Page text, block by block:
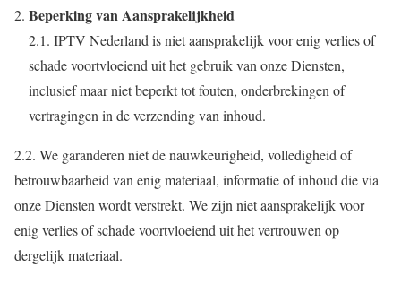
Beperking van Aansprakelijkheid
2.1. IPTV Nederland is niet aansprakelijk voor enig verlies of
schade voortvloeiend uit het gebruik van onze Diensten,
inclusief maar niet beperkt tot fouten, onderbrekingen of
vertragingen in de verzending van inhoud.
2.2. We garanderen niet de nauwkeurigheid, volledigheid of
betrouwbaarheid van enig materiaal, informatie of inhoud die via
onze Diensten wordt verstrekt. We zijn niet aansprakelijk voor
enig verlies of schade voortvloeiend uit het vertrouwen op
dergelijk materiaal.